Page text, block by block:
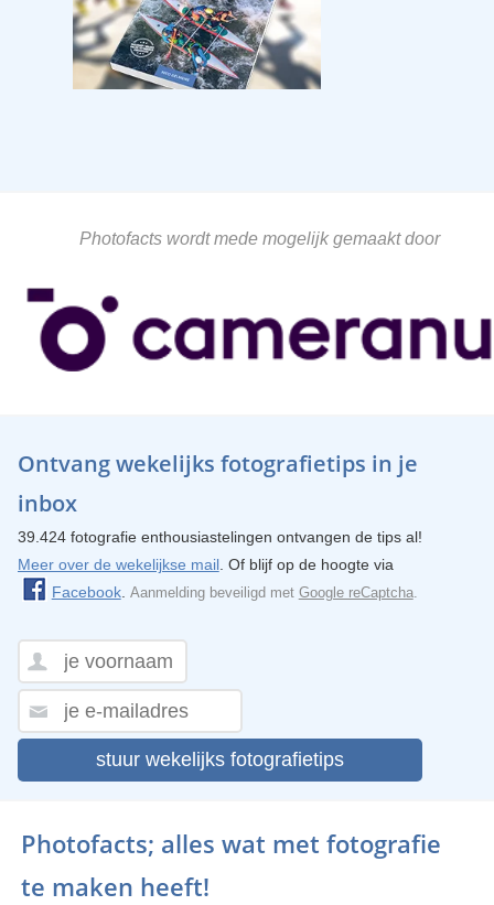
Photofacts wordt mede mogelijk gemaakt door
Ontvang wekelijks fotografietips in je
inbox
39.424 fotografie enthousiastelingen ontvangen de tips al!
Meer over de wekelijkse mail. Of blijf op de hoogte via
Facebook. Aanmelding beveiligd met Google reCaptcha.
stuur wekelijks fotografietips
Photofacts; alles wat met fotografie
te maken heeft!